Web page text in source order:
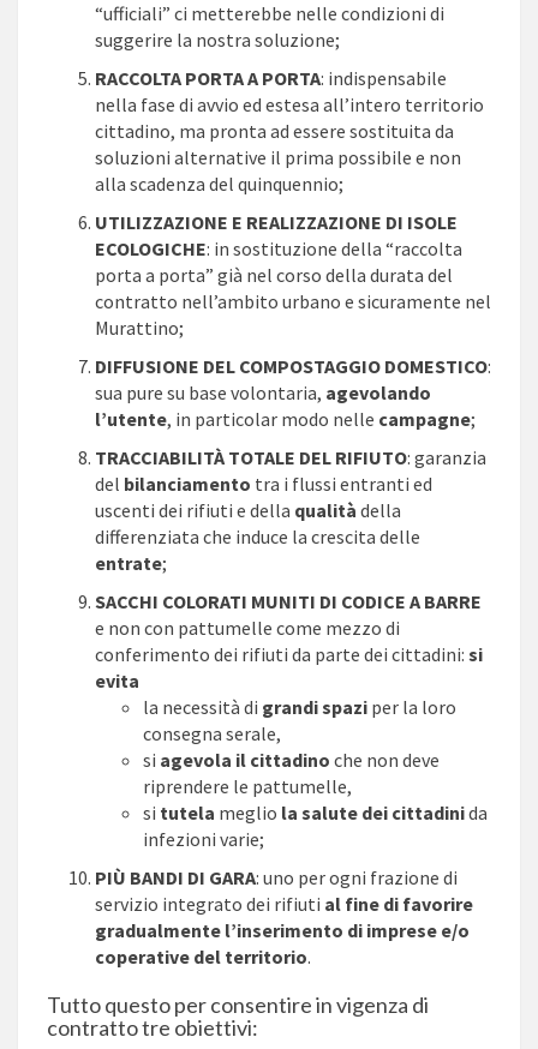
“ufficiali” ci metterebbe nelle condizioni di
suggerire la nostra soluzione;
RACCOLTA PORTA A PORTA: indispensabile
nella fase di avvio ed estesa all’intero territorio
cittadino, ma pronta ad essere sostituita da
soluzioni alternative il prima possibile e non
alla scadenza del quinquennio;
UTILIZZAZIONE E REALIZZAZIONE DI ISOLE
ECOLOGICHE: in sostituzione della “raccolta
porta a porta” già nel corso della durata del
contratto nell’ambito urbano e sicuramente nel
Murattino;
DIFFUSIONE DEL COMPOSTAGGIO DOMESTICO:
sua pure su base volontaria, agevolando
l’utente, in particolar modo nelle campagne;
TRACCIABILITÀ TOTALE DEL RIFIUTO: garanzia
del bilanciamento tra i flussi entranti ed
uscenti dei rifiuti e della qualità della
differenziata che induce la crescita delle
entrate;
SACCHI COLORATI MUNITI DI CODICE A BARRE
e non con pattumelle come mezzo di
conferimento dei rifiuti da parte dei cittadini: si
evita
la necessità di grandi spazi per la loro
consegna serale,
si agevola il cittadino che non deve
riprendere le pattumelle,
si tutela meglio la salute dei cittadinida
infezioni varie;
PIÙ BANDI DI GARA: uno per ogni frazione di
servizio integrato dei rifiuti al fine di favorire
gradualmente l’inserimento di imprese e/o
coperative del territorio.
Tutto questo per consentire in vigenza di
contratto tre obiettivi: